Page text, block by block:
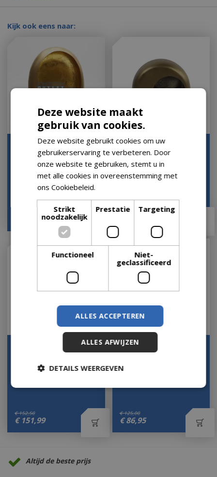
Kijk ook eens naar:
Standing Marrakech Egg
Gold 31 14 40 T-light Ei
Goud Kandel…
Let op: bijna uitverkocht!
Theelichthouder Rondo
M Messing 29 28 Antiek
Metaal Country…
€ 79,
Let op: bijna uitverkocht!
Theelichthouder Rondo
Metaal Country…
€ 152,50
€ 151,99
Theelichth Grid L antiek
€ 125,00
€ 86,95
Let op: bijna uitverkocht!
Altijd de beste prijs
Deze website maakt
gebruik van cookies.
Deze website gebruikt cookies om uw
gebruikerservaring te verbeteren. Door
onze website te gebruiken, stemt u in
met alle cookies in overeenstemming met
ons Cookiebeleid.
Strikt
noodzakelijk
Prestatie Targeting
Functioneel
Niet-
geclassificeerd
ALLES ACCEPTEREN
ALLES AFWIJZEN
DETAILS WEERGEVEN